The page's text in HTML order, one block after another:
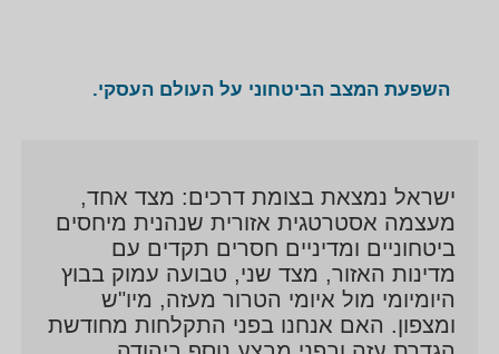
השפעת המצב הביטחוני על העולם העסקי.
ישראל נמצאת בצומת דרכים: מצד אחד,
מעצמה אסטרטגית אזורית שנהנית מיחסים
ביטחוניים ומדיניים חסרים תקדים עם
מדינות האזור, מצד שני, טבועה עמוק בבוץ
היומיומי מול איומי הטרור מעזה, מיו"ש
ומצפון. האם אנחנו בפני התקלחות מחודשת